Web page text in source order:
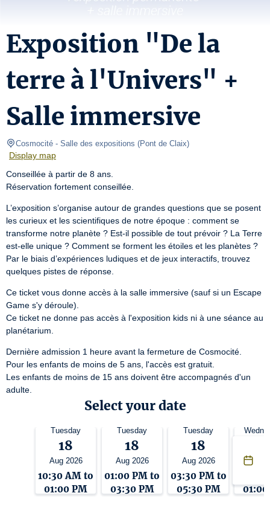
Exposition "De la
terre à l'Univers" +
Salle immersive
Cosmocité - Salle des expositions (Pont de Claix)
Display map
Conseillée à partir de 8 ans.
Réservation fortement conseillée.
L’exposition s’organise autour de grandes questions que se posent
les curieux et les scientifiques de notre époque : comment se
transforme notre planète ? Est-il possible de tout prévoir ? La Terre
est-elle unique ? Comment se forment les étoiles et les planètes ?
Par le biais d’expériences ludiques et de jeux interactifs, trouvez
quelques pistes de réponse.
Ce ticket vous donne accès à la salle immersive (sauf si un Escape
Game s'y déroule).
Ce ticket ne donne pas accès à l'exposition kids ni à une séance au
planétarium.
Dernière admission 1 heure avant la fermeture de Cosmocité.
Pour les enfants de moins de 5 ans, l'accès est gratuit.
Les enfants de moins de 15 ans doivent être accompagnés d'un
adulte.
Select your date
Tuesday
18
Aug 2026
10:30 AM to
01:00 PM
Tuesday
18
Aug 2026
01:00 PM to
03:30 PM
Tuesday
18
Aug 2026
03:30 PM to
05:30 PM
Aug